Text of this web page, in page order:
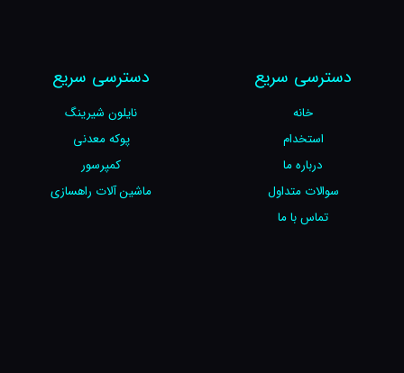
دسترسی سریع
خانه
استخدام
درباره ما
سوالات متداول
تماس با ما
دسترسی سریع
نایلون شیرینگ
پوکه معدنی
کمپرسور
ماشین آلات راهسازی